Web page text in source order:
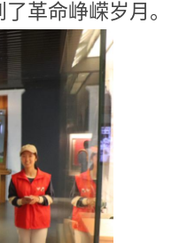
革命峥嵘岁月。